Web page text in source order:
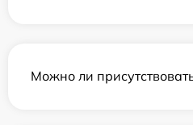
Можно ли